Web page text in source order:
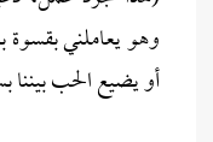
وهو يعاملني
أو يضيع الحب بيننا